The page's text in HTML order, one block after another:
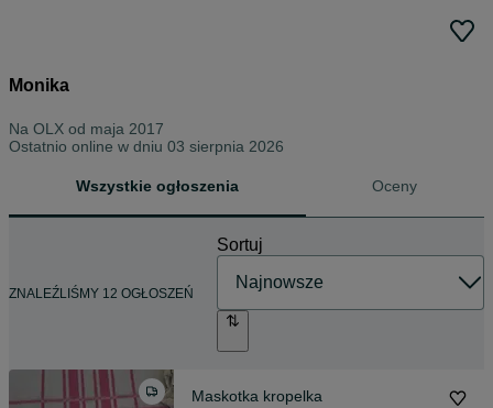
Monika
Na OLX od maja 2017
Ostatnio online w dniu 03 sierpnia 2026
Wszystkie ogłoszenia Oceny
ZNALEŹLIŚMY 12 OGŁOSZEŃ
Sortuj
Maskotka kropelka